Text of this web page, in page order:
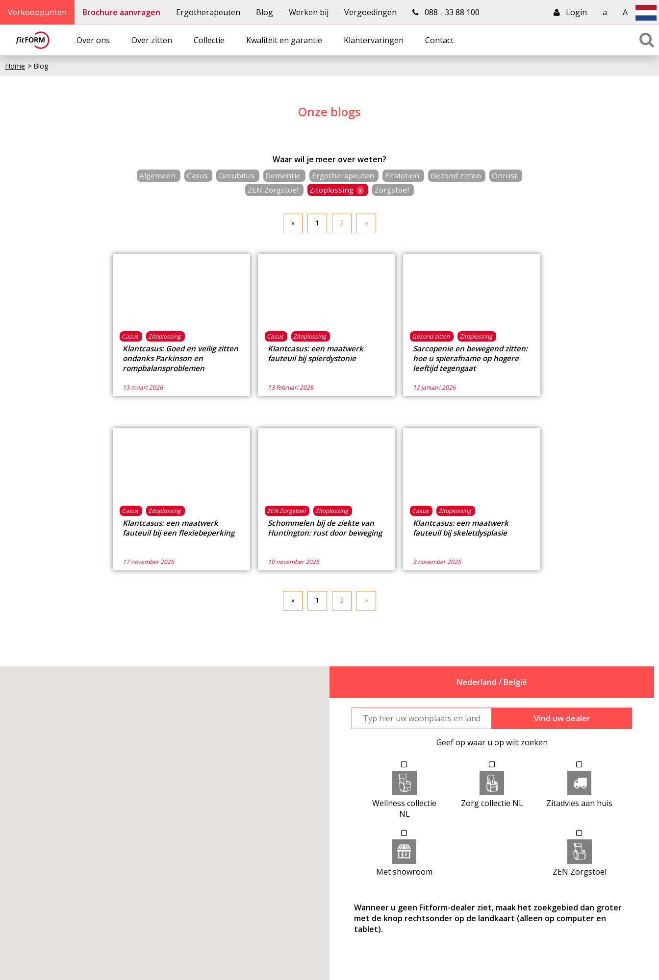
Verkooppunten Brochure aanvragen Ergotherapeuten Blog Werken bij Vergoedingen 088 - 33 88 100 A
a
Login
Over ons Over zitten Collectie Kwaliteit en garantie Klantervaringen Contact
Home Blog
Onze blogs
Waar wil je meer over weten?
Algemeen Casus Decubitus Dementie Ergotherapeuten FitMotion Gezond zitten
Onrust
ZEN Zorgstoel
Zitoplossing x Zorgstoel
« 1 2 »
Casus Zitoplossing
Klantcasus: Goed en veilig zitten
ondanks Parkinson en
rompbalansproblemen
13 maart 2026
Casus Zitoplossing
Klantcasus: een maatwerk
fauteuil bij spierdystonie
13 februari 2026
Gezond zitten Zitoplossing
Sarcopenie en bewegend zitten:
hoe u spierafname op hogere
leeftijd tegengaat
12 januari 2026
Casus Zitoplossing
Klantcasus: een maatwerk
fauteuil bij een flexiebeperking
17 november 2025
ZEN Zorgstoel Zitoplossing
Schommelen bij de ziekte van
Huntington: rust door beweging
10 november 2025
Casus Zitoplossing
Klantcasus: een maatwerk
fauteuil bij skeletdysplasie
3 november 2025
« 1 2 »
Nederland / België
Vind uw dealer
Geef op waar u op wilt zoeken
Wellness collectie
NL
Zorg collectie NL Zitadvies aan huis
Met showroom ZEN Zorgstoel
Wanneer u geen Fitform-dealer ziet, maak het zoekgebied dan groter
met de knop rechtsonder op de landkaart (alleen op computer en
tablet).